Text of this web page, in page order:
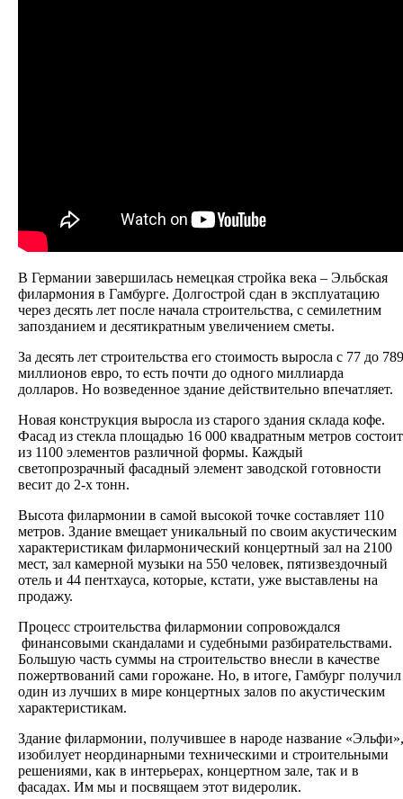
В Германии завершилась немецкая стройка века – Эльбская
филармония в Гамбурге. Долгострой сдан в эксплуатацию
через десять лет после начала строительства, с семилетним
запозданием и десятикратным увеличением сметы.
За десять лет строительства его стоимость выросла с 77 до 789
миллионов евро, то есть почти до одного миллиарда
долларов. Но возведенное здание действительно впечатляет.
Новая конструкция выросла из старого здания склада кофе.
Фасад из стекла площадью 16 000 квадратным метров состоит
из 1100 элементов различной формы. Каждый
светопрозрачный фасадный элемент заводской готовности
весит до 2-х тонн.
Высота филармонии в самой высокой точке составляет 110
метров. Здание вмещает уникальный по своим акустическим
характеристикам филармонический концертный зал на 2100
мест, зал камерной музыки на 550 человек, пятизвездочный
отель и 44 пентхауса, которые, кстати, уже выставлены на
продажу.
Процесс строительства филармонии сопровождался
финансовыми скандалами и судебными разбирательствами.
Большую часть суммы на строительство внесли в качестве
пожертвований сами горожане. Но, в итоге, Гамбург получил
один из лучших в мире концертных залов по акустическим
характеристикам.
Здание филармонии, получившее в народе название «Эльфи»,
изобилует неординарными техническими и строительными
решениями, как в интерьерах, концертном зале, так и в
фасадах. Им мы и посвящаем этот видеролик.